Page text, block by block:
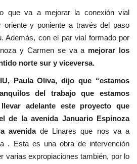
que va a mejorar la conexión vial
oriente y poniente a través del paso
Además, con el par vial formado por
y Carmen se va a mejorar los
norte sur y viceversa.
Paula Oliva, dijo que “estamos
del trabajo que estamos
adelante este proyecto que
de la avenida Januario Espinoza
avenidade Linares que nos va a
. Esta es una obra de intervención
varias expropiaciones también, por lo